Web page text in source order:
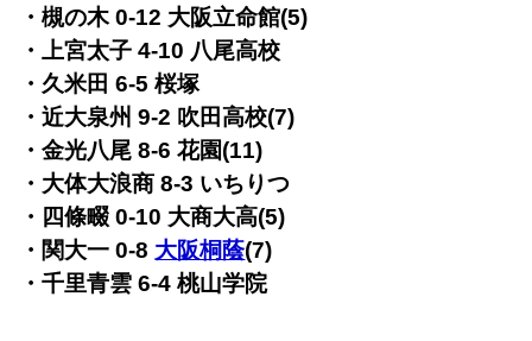
・槻の木 0-12 大阪立命館(5)
・上宮太子 4-10 八尾高校
・久米田 6-5 桜塚
・近大泉州 9-2 吹田高校(7)
・金光八尾 8-6 花園(11)
・大体大浪商 8-3 いちりつ
・四條畷 0-10 大商大高(5)
・関大一 0-8 大阪桐蔭(7)
・千里青雲 6-4 桃山学院